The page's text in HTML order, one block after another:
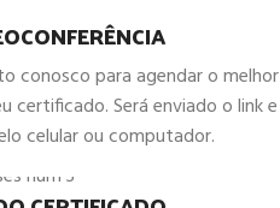
conosco para agendar o melhor
certificado. Será enviado o link e
celular ou computador.